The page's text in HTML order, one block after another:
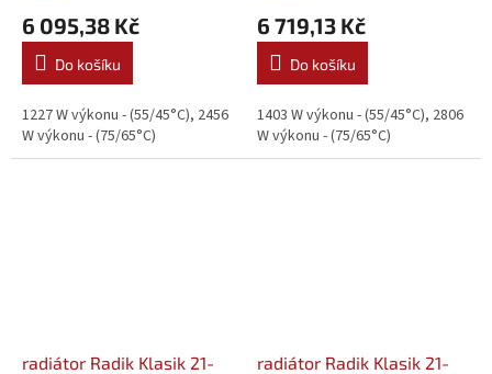
6 095,38 Kč
Do košíku
1227 W výkonu - (55/45°C), 2456
W výkonu - (75/65°C)
6 719,13 Kč
Do košíku
1403 W výkonu - (55/45°C), 2806
W výkonu - (75/65°C)
radiátor Radik Klasik 21-
radiátor Radik Klasik 21-